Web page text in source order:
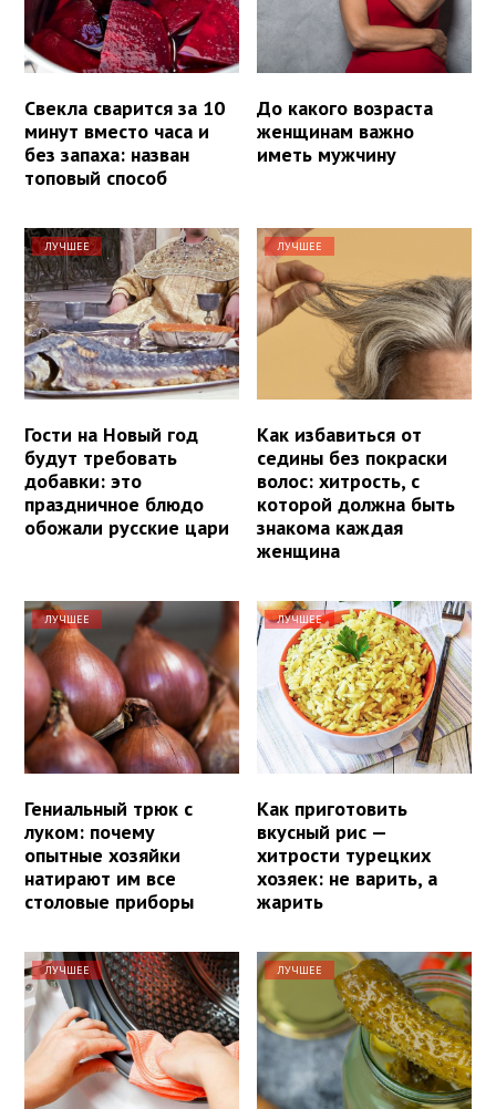
Свекла сварится за 10
минут вместо часа и
без запаха: назван
топовый способ
До какого возраста
женщинам важно
иметь мужчину
ЛУЧШЕЕ
Гости на Новый год
будут требовать
добавки: это
праздничное блюдо
обожали русские цари
ЛУЧШЕЕ
Как избавиться от
седины без покраски
волос: хитрость, с
которой должна быть
знакома каждая
женщина
ЛУЧШЕЕ
Гениальный трюк с
луком: почему
опытные хозяйки
натирают им все
столовые приборы
ЛУЧШЕЕ
Как приготовить
вкусный рис —
хитрости турецких
хозяек: не варить, а
жарить
ЛУЧШЕЕ ЛУЧШЕЕ